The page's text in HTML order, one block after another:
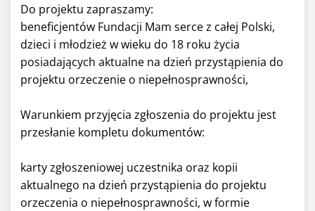
Do projektu zapraszamy:
beneficjentów Fundacji Mam serce z całej Polski,
dzieci i młodzież w wieku do 18 roku życia
posiadających aktualne na dzień przystąpienia do
projektu orzeczenie o niepełnosprawności,
Warunkiem przyjęcia zgłoszenia do projektu jest
przesłanie kompletu dokumentów:
karty zgłoszeniowej uczestnika oraz kopii
aktualnego na dzień przystąpienia do projektu
orzeczenia o niepełnosprawności, w formie